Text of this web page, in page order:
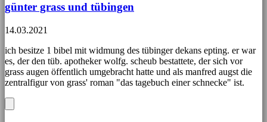
günter grass und tübingen
14.03.2021
ich besitze 1 bibel mit widmung des tübinger dekans epting. er war
es, der den tüb. apotheker wolfg. scheub bestattete, der sich vor
grass augen öffentlich umgebracht hatte und als manfred augst die
zentralfigur von grass' roman "das tagebuch einer schnecke" ist.